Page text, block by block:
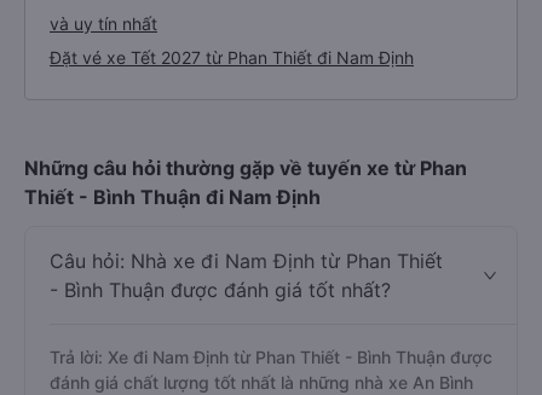
và uy tín nhất
Đặt vé xe Tết 2027 từ Phan Thiết đi Nam Định
Những câu hỏi thường gặp về tuyến xe từ Phan
Thiết - Bình Thuận đi Nam Định
Câu hỏi: Nhà xe đi Nam Định từ Phan Thiết
- Bình Thuận được đánh giá tốt nhất?
Trả lời: Xe đi Nam Định từ Phan Thiết - Bình Thuận được
đánh giá chất lượng tốt nhất là những nhà xe An Bình